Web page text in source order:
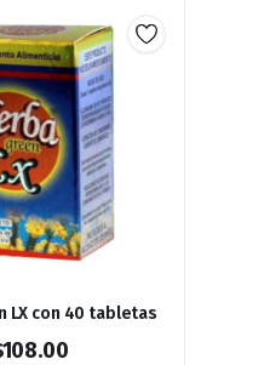
LX con 40 tabletas
108.00